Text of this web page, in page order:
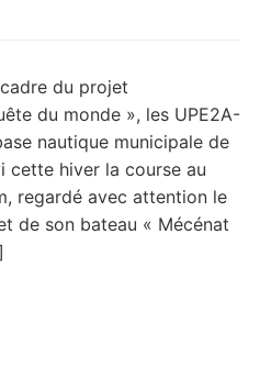
du projet
du monde », les UPE2A-
nautique municipale de
cette hiver la course au
regardé avec attention le
de son bateau « Mécénat